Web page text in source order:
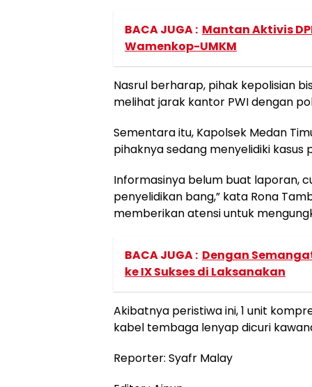
BACA JUGA : Mantan Aktivis
Wamenkop-UMKM
Nasrul berharap, pihak kepolisian
melihat jarak kantor PWI dengan
Sementara itu, Kapolsek Medan
pihaknya sedang menyelidiki kasus
Informasinya belum buat laporan,
penyelidikan bang,” kata Rona
memberikan atensi untuk
BACA JUGA : Dengan
ke IX Sukses di Laksanakan
Akibatnya peristiwa ini, 1 unit
kabel tembaga lenyap dicuri
Reporter: Syafr Malay